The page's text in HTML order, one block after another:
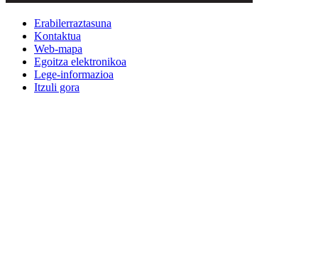
Erabilerraztasuna
Kontaktua
Web-mapa
Egoitza elektronikoa
Lege-informazioa
Itzuli gora